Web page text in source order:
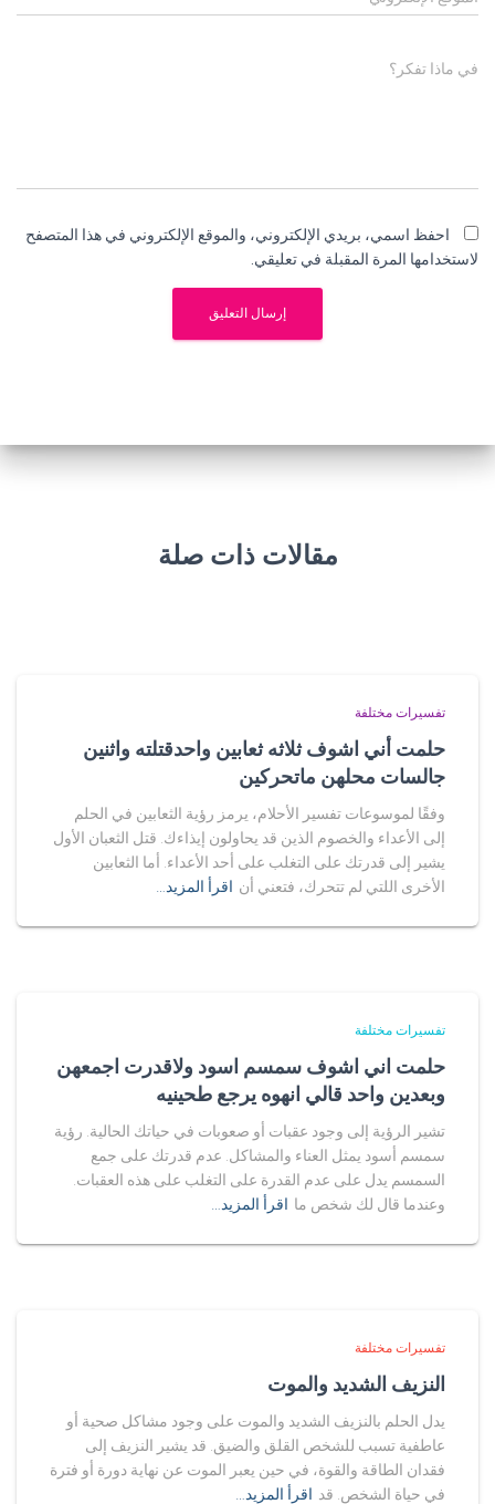
في ماذا تفكر؟
احفظ اسمي، بريدي الإلكتروني، والموقع الإلكتروني في هذا المتصفح
لاستخدامها المرة المقبلة في تعليقي.
مقالات ذات صلة
تفسيرات مختلفة
حلمت أني اشوف ثلاثه ثعابين واحدقتلته واثنين
جالسات محلهن ماتحركين
وفقًا لموسوعات تفسير الأحلام، يرمز رؤية الثعابين في الحلم
إلى الأعداء والخصوم الذين قد يحاولون إيذاءك. قتل الثعبان الأول
يشير إلى قدرتك على التغلب على أحد الأعداء. أما الثعابين
الأخرى اللتي لم تتحرك، فتعني أن اقرأ المزيد…
تفسيرات مختلفة
حلمت اني اشوف سمسم اسود ولاقدرت اجمعهن
وبعدين واحد قالي انهوه يرجع طحينيه
تشير الرؤية إلى وجود عقبات أو صعوبات في حياتك الحالية. رؤية
سمسم أسود يمثل العناء والمشاكل. عدم قدرتك على جمع
السمسم يدل على عدم القدرة على التغلب على هذه العقبات.
وعندما قال لك شخص ما اقرأ المزيد…
تفسيرات مختلفة
النزيف الشديد والموت
يدل الحلم بالنزيف الشديد والموت على وجود مشاكل صحية أو
عاطفية تسبب للشخص القلق والضيق. قد يشير النزيف إلى
فقدان الطاقة والقوة، في حين يعبر الموت عن نهاية دورة أو فترة
في حياة الشخص. قد اقرأ المزيد…